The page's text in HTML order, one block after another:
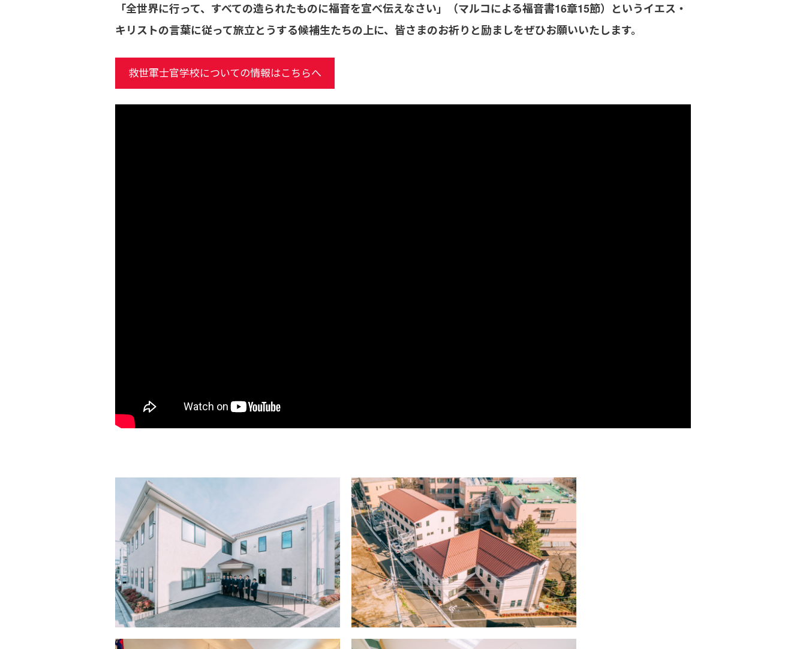
「全世界に行って、すべての造られたものに福音を宣べ伝えなさい」（マルコによる福音書16章15節）というイエス・
キリストの言葉に従って旅立とうする候補生たちの上に、皆さまのお祈りと励ましをぜひお願いいたします。
救世軍士官学校についての情報はこちらへ